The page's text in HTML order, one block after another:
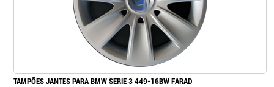
TAMPÕES JANTES PARA BMW SERIE 3 449-16BW FARAD